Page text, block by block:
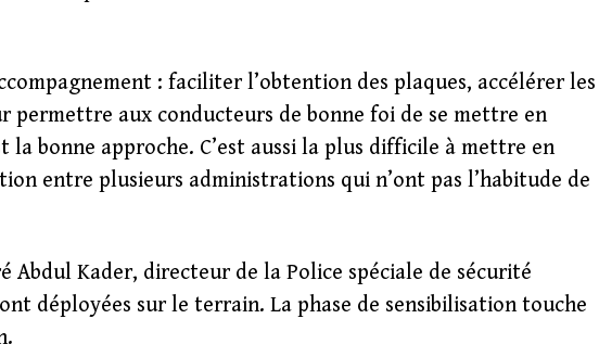
: faciliter l’obtention des plaques, accélérer les
permettre aux conducteurs de bonne foi de se mettre en
la bonne approche. C’est aussi la plus difficile à mettre en
entre plusieurs administrations qui n’ont pas l’habitude de
Abdul Kader, directeur de la Police spéciale de sécurité
déployées sur le terrain. La phase de sensibilisation touche